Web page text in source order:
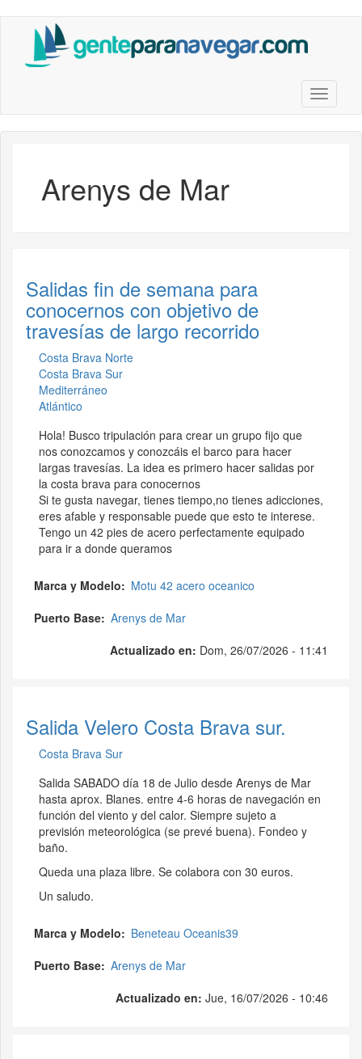
contenido
Toggle
Arenys de Mar
Salidas fin de semana para
conocernos con objetivo de
travesías de largo recorrido
Costa Brava Norte
Costa Brava Sur
Mediterráneo
Atlántico
Hola! Busco tripulación para crear un grupo fijo que
nos conozcamos y conozcáis el barco para hacer
largas travesías. La idea es primero hacer salidas por
la costa brava para conocernos
Si te gusta navegar, tienes tiempo,no tienes adicciones,
eres afable y responsable puede que esto te interese.
Tengo un 42 pies de acero perfectamente equipado
para ir a donde queramos
Marca y Modelo
Motu 42 acero oceanico
Puerto Base Arenys de Mar
Actualizado en: Dom, 26/07/2026 - 11:41
Salida Velero Costa Brava sur.
Costa Brava Sur
Salida SABADO día 18 de Julio desde Arenys de Mar
hasta aprox. Blanes. entre 4-6 horas de navegación en
función del viento y del calor. Siempre sujeto a
previsión meteorológica (se prevé buena). Fondeo y
baño.
Queda una plaza libre. Se colabora con 30 euros.
Un saludo.
Marca y Modelo
Beneteau Oceanis39
Puerto Base Arenys de Mar
Actualizado en: Jue, 16/07/2026 - 10:46